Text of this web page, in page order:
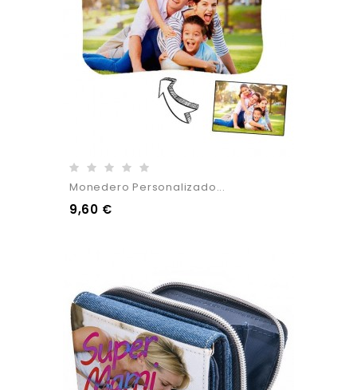
Monedero Personalizado...
9,60 €